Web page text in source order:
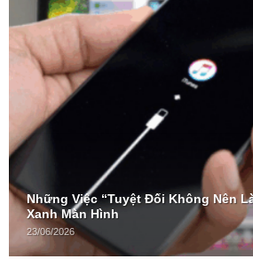
Những Việc “Tuyệt Đối Không Nên
Xanh Màn Hình
23/06/2026